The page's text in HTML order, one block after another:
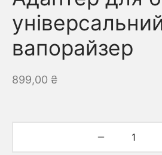
вапорайзер
899,00 ₴